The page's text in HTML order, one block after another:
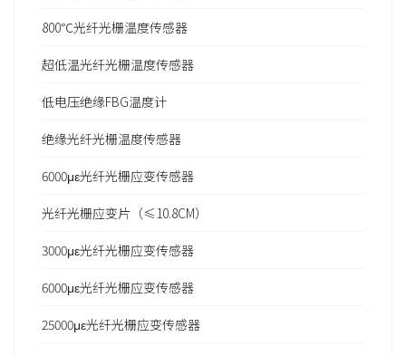
800℃光纤光栅温度传感器
超低温光纤光栅温度传感器
低电压绝缘FBG温度计
绝缘光纤光栅温度传感器
6000με光纤光栅应变传感器
光纤光栅应变片（≤10.8CM）
3000με光纤光栅应变传感器
6000με光纤光栅应变传感器
25000με光纤光栅应变传感器